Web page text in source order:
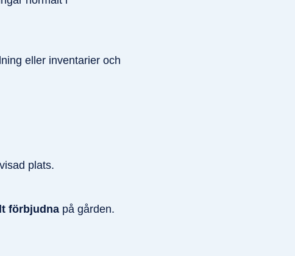
eller inventarier och
plats.
förbjudna på gården.